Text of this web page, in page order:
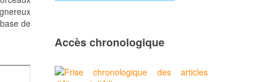
de
Accès chronologique